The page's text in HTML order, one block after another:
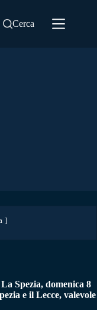
Cerca
Spezia, domenica 8
e il Lecce, valevole